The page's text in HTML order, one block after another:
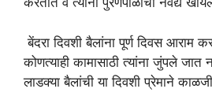
बेंदरा दिवशी बैलांना पूर्ण दिवस आराम
कोणत्याही कामासाठी त्यांना जुंपले जात
लाडक्या बैलांची या दिवशी प्रेमाने